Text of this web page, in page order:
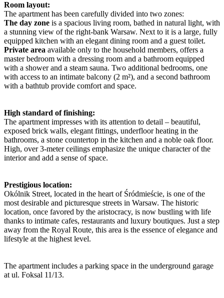
Room layout:
The apartment has been carefully divided into two zones:
The day zone is a spacious living room, bathed in natural light, with
a stunning view of the right-bank Warsaw. Next to it is a large, fully
equipped kitchen with an elegant dining room and a guest toilet.
Private area available only to the household members, offers a
master bedroom with a dressing room and a bathroom equipped
with a shower and a steam sauna. Two additional bedrooms, one
with access to an intimate balcony (2 m²), and a second bathroom
with a bathtub provide comfort and space.
High standard of finishing:
The apartment impresses with its attention to detail – beautiful,
exposed brick walls, elegant fittings, underfloor heating in the
bathrooms, a stone countertop in the kitchen and a noble oak floor.
High, over 3-meter ceilings emphasize the unique character of the
interior and add a sense of space.
Prestigious location:
Okólnik Street, located in the heart of Śródmieście, is one of the
most desirable and picturesque streets in Warsaw. The historic
location, once favored by the aristocracy, is now bustling with life
thanks to intimate cafes, restaurants and luxury boutiques. Just a step
away from the Royal Route, this area is the essence of elegance and
lifestyle at the highest level.
The apartment includes a parking space in the underground garage
at ul. Foksal 11/13.